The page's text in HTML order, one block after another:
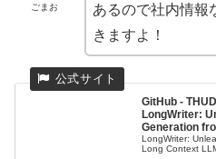
ごまお
あるので社内情報
きますよ！
GitHub -
LongWriter:
Generation
LongWriter:
Long Context